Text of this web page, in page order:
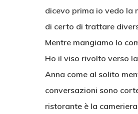
dicevo prima io vedo la
di certo di trattare
Mentre mangiamo Io
Ho il viso rivolto verso
Anna come al solito
conversazioni sono
ristorante è la